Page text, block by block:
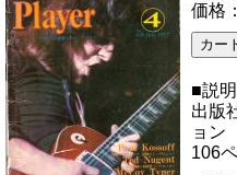
価格
■説
出版
ョン
106